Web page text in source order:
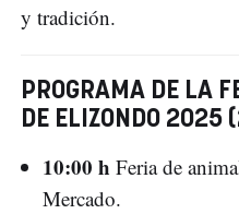
y tradición.
PROGRAMA DE LA
DE ELIZONDO 2025
10:00 h Feria de
Mercado.